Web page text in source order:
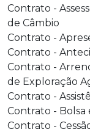
Contrato -
de Câmbio
Contrato -
Contrato -
Contrato -
de Exploração
Contrato -
Contrato - Bolsa
Contrato -